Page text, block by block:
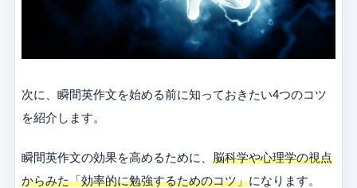
次に、瞬間英作文を始める前に知っておきたい4つのコツ
を紹介します。
瞬間英作文の効果を高めるために、 脳科学や心理学の視点
からみた「効率的に勉強するためのコツ」になります。